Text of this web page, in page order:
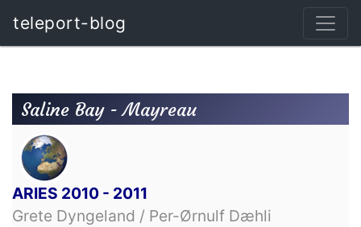
teleport-blog
Saline Bay - Mayreau
ARIES 2010 - 2011
Grete Dyngeland / Per-Ørnulf Dæhli